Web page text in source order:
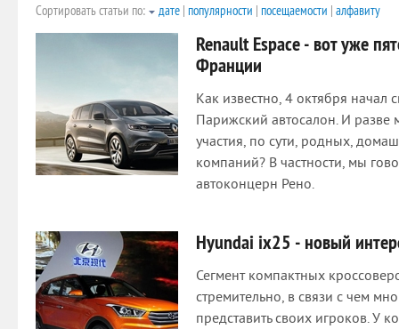
Сортировать статьи по: дате | популярности | посещаемости | алфавиту
Renault Espace - вот уже
Франции
Как известно, 4 октября
Парижский автосалон. И разве
участия, по сути, родных,
компаний? В частности, мы
автоконцерн Рено.
Hyundai ix25 - новый
Сегмент компактных
стремительно, в связи с чем
представить своих игроков. У